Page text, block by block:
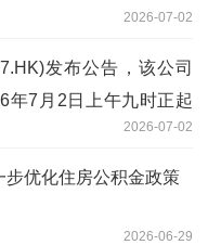
2026-07-02
发布公告，该公司
年7月2日上午九时正起
2026-07-02
步优化住房公积金政策
2026-06-29